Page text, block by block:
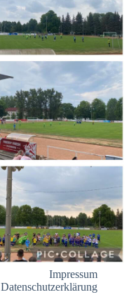
Impressum
Datenschutzerklärung